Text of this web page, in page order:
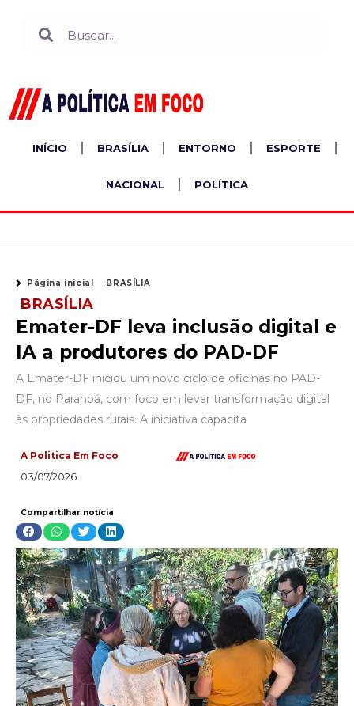
INÍCIO BRASÍLIA ENTORNO ESPORTE
NACIONAL POLÍTICA
Página inicial BRASÍLIA
BRASÍLIA
Emater-DF leva inclusão digital e
IA a produtores do PAD-DF
A Emater-DF iniciou um novo ciclo de oficinas no PAD-
DF, no Paranoá, com foco em levar transformação digital
às propriedades rurais. A iniciativa capacita
A Politica Em Foco
03/07/2026
Compartilhar notícia